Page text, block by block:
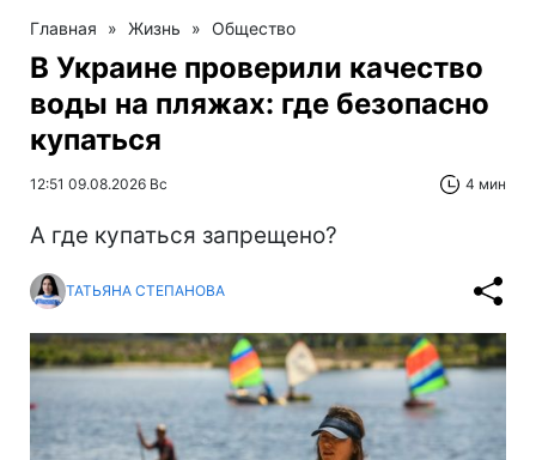
Главная » Жизнь » Общество
В Украине проверили качество
воды на пляжах: где безопасно
купаться
12:51 09.08.2026 Вс 4 мин
А где купаться запрещено?
ТАТЬЯНА СТЕПАНОВА